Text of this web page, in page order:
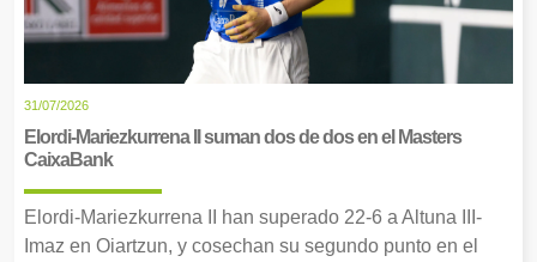
31/07/2026
Elordi-Mariezkurrena II suman dos de dos en el Masters
CaixaBank
Elordi-Mariezkurrena II han superado 22-6 a Altuna III-
Imaz en Oiartzun, y cosechan su segundo punto en el